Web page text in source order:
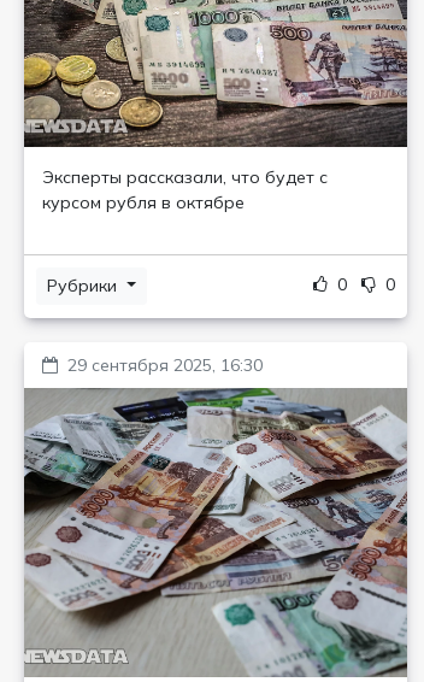
Эксперты рассказали, что будет с
курсом рубля в октябре
Рубрики 0 0
29 сентября 2025, 16:30